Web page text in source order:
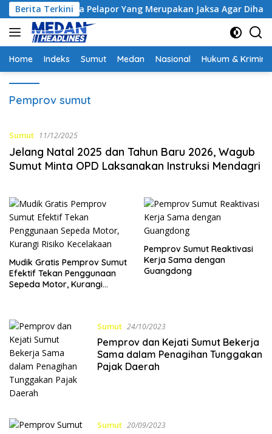
Langsung
ke
konten
Berita Terkini
Pelapor Yang Merupakan Jaksa Agar Dihadirkan
Home Indeks Sumut Medan Nasional Hukum &
Pemprov sumut
Sumut 11/12/2025
Jelang Natal 2025 dan Tahun Baru 2026, Wagub
Sumut Minta OPD Laksanakan Instruksi Mendagri
Mudik Gratis Pemprov Sumut
Efektif Tekan Penggunaan
Sepeda Motor, Kurangi
Pemprov Sumut Reaktivasi
Kerja Sama dengan
Guangdong
Sumut 24/10/2023
Pemprov dan Kejati Sumut Bekerja
Sama dalam Penagihan Tunggakan
Pajak Daerah
Sumut 20/09/2023